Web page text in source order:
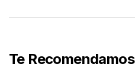
Te Recomendamos